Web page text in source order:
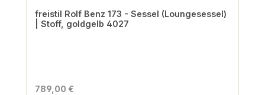
freistil Rolf Benz 173 - Sessel (Loungesessel)
| Stoff, goldgelb 4027
789,00 €